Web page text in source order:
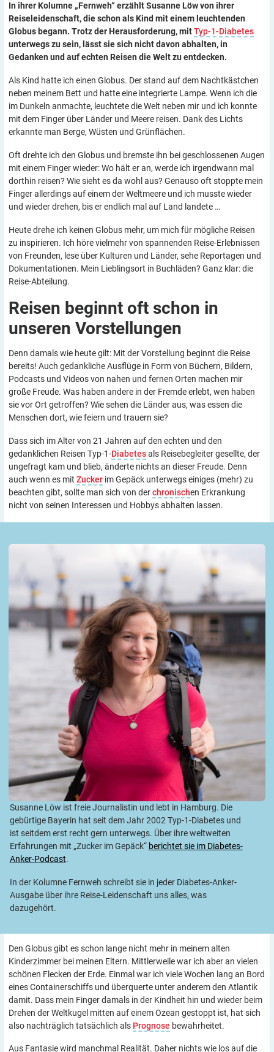
In ihrer Kolumne „Fernweh“ erzählt Susanne Löw von ihrer
Reiseleidenschaft, die schon als Kind mit einem leuchtenden
Globus begann. Trotz der Herausforderung, mitTyp-1-Diabetes
unterwegs zu sein, lässt sie sich nicht davon abhalten, in
Gedanken und auf echten Reisen die Welt zu entdecken.
Als Kind hatte ich einen Globus. Der stand auf dem Nachtkästchen
neben meinem Bett und hatte eine integrierte Lampe. Wenn ich die
im Dunkeln anmachte, leuchtete die Welt neben mir und ich konnte
mit dem Finger über Länder und Meere reisen. Dank des Lichts
erkannte man Berge, Wüsten und Grünflächen.
Oft drehte ich den Globus und bremste ihn bei geschlossenen Augen
mit einem Finger wieder: Wo hält er an, werde ich irgendwann mal
dorthin reisen? Wie sieht es da wohl aus? Genauso oft stoppte mein
Finger allerdings auf einem der Weltmeere und ich musste wieder
und wieder drehen, bis er endlich mal auf Land landete …
Heute drehe ich keinen Globus mehr, um mich für mögliche Reisen
zu inspirieren. Ich höre vielmehr von spannenden Reise-Erlebnissen
von Freunden, lese über Kulturen und Länder, sehe Reportagen und
Dokumentationen. Mein Lieblingsort in Buchläden? Ganz klar: die
Reise-Abteilung.
Reisen beginnt oft schon in
unseren Vorstellungen
Denn damals wie heute gilt: Mit der Vorstellung beginnt die Reise
bereits! Auch gedankliche Ausflüge in Form von Büchern, Bildern,
Podcasts und Videos von nahen und fernen Orten machen mir
große Freude. Was haben andere in der Fremde erlebt, wen haben
sie vor Ort getroffen? Wie sehen die Länder aus, was essen die
Menschen dort, wie feiern und trauern sie?
Dass sich im Alter von 21 Jahren auf den echten und den
gedanklichen Reisen Typ-1-Diabetesals Reisebegleiter gesellte, der
ungefragt kam und blieb, änderte nichts an dieser Freude. Denn
auch wenn es mit Zucker im Gepäck unterwegs einiges (mehr) zu
beachten gibt, sollte man sich von derchronischen Erkrankung
nicht von seinen Interessen und Hobbys abhalten lassen.
Autorin Susanne Löw und ihre KolumneFernweh
Susanne Löw ist freie Journalistin und lebt in Hamburg. Die
gebürtige Bayerin hat seit dem Jahr 2002 Typ-1-Diabetes und
ist seitdem erst recht gern unterwegs. Über ihre weltweiten
Erfahrungen mit „Zucker im Gepäck“ berichtet sie im Diabetes-
Anker-Podcast.
In der Kolumne Fernweh schreibt sie in jeder Diabetes-Anker-
Ausgabe über ihre Reise-Leidenschaft uns alles, was
dazugehört.
Den Globus gibt es schon lange nicht mehr in meinem alten
Kinderzimmer bei meinen Eltern. Mittlerweile war ich aber an vielen
schönen Flecken der Erde. Einmal war ich viele Wochen lang an Bord
eines Containerschiffs und überquerte unter anderem den Atlantik
damit. Dass mein Finger damals in der Kindheit hin und wieder beim
Drehen der Weltkugel mitten auf einem Ozean gestoppt ist, hat sich
also nachträglich tatsächlich als Prognose bewahrheitet.
Aus Fantasie wird manchmal Realität. Daher nichts wie los auf die